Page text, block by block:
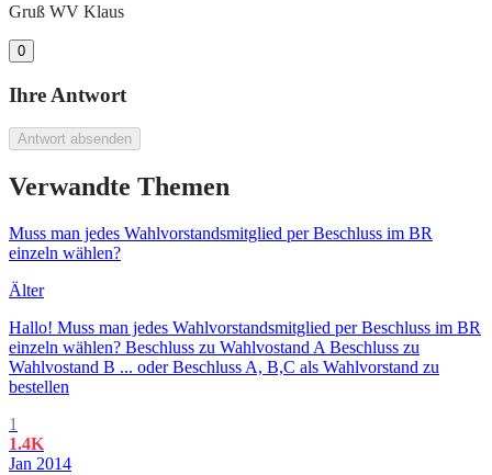
Gruß WV Klaus
0
Ihre Antwort
Antwort absenden
Verwandte Themen
Muss man jedes Wahlvorstandsmitglied per Beschluss im BR
einzeln wählen?
Älter
Hallo! Muss man jedes Wahlvorstandsmitglied per Beschluss im BR
einzeln wählen? Beschluss zu Wahlvostand A Beschluss zu
Wahlvostand B ... oder Beschluss A, B,C als Wahlvorstand zu
bestellen
1
1.4K
Jan 2014